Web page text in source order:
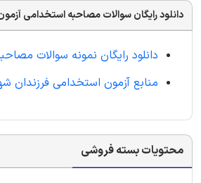
دانلود رایگان سوالات مصاحبه استخدامی
دانلود رایگان نمونه سوالات
منابع آزمون استخدامی فرزندان
محتویات بسته فروشی